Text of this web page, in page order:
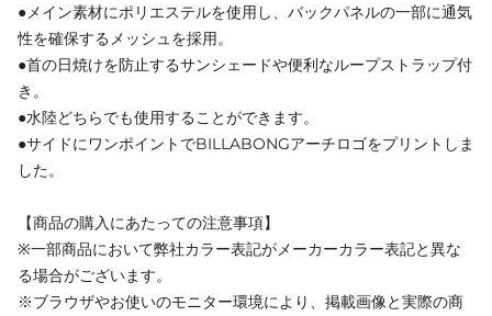
●メイン素材にポリエステルを使用し、バックパネルの一部に通気
性を確保するメッシュを採用。
●首の日焼けを防止するサンシェードや便利なループストラップ付
き。
●水陸どちらでも使用することができます。
●サイドにワンポイントでBILLABONGアーチロゴをプリントしま
した。
【商品の購入にあたっての注意事項】
※一部商品において弊社カラー表記がメーカーカラー表記と異な
る場合がございます。
※ブラウザやお使いのモニター環境により、掲載画像と実際の商